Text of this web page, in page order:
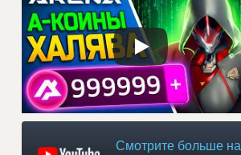
Смотрите больше на